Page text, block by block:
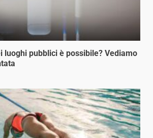
luoghi pubblici è possibile? Vediamo